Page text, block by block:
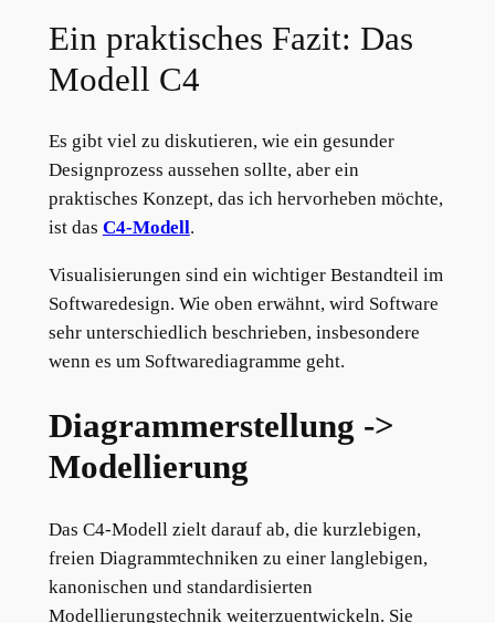
Ein praktisches Fazit: Das
Modell C4
Es gibt viel zu diskutieren, wie ein gesunder
Designprozess aussehen sollte, aber ein
praktisches Konzept, das ich hervorheben möchte,
ist das C4-Modell.
Visualisierungen sind ein wichtiger Bestandteil im
Softwaredesign. Wie oben erwähnt, wird Software
sehr unterschiedlich beschrieben, insbesondere
wenn es um Softwarediagramme geht.
Diagrammerstellung ->
Modellierung
Das C4-Modell zielt darauf ab, die kurzlebigen,
freien Diagrammtechniken zu einer langlebigen,
kanonischen und standardisierten
Modellierungstechnik weiterzuentwickeln. Sie